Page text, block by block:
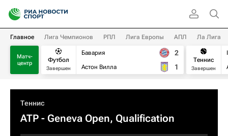
Главное Лига Чемпионов РПЛ Лига Европы АПЛ Ла Лига
Матч-
центр
Футбол
Завершен
Бавария
Астон Вилла
2
1
Теннис
Завершен
Теннис
ATP - Geneva Open, Qualification